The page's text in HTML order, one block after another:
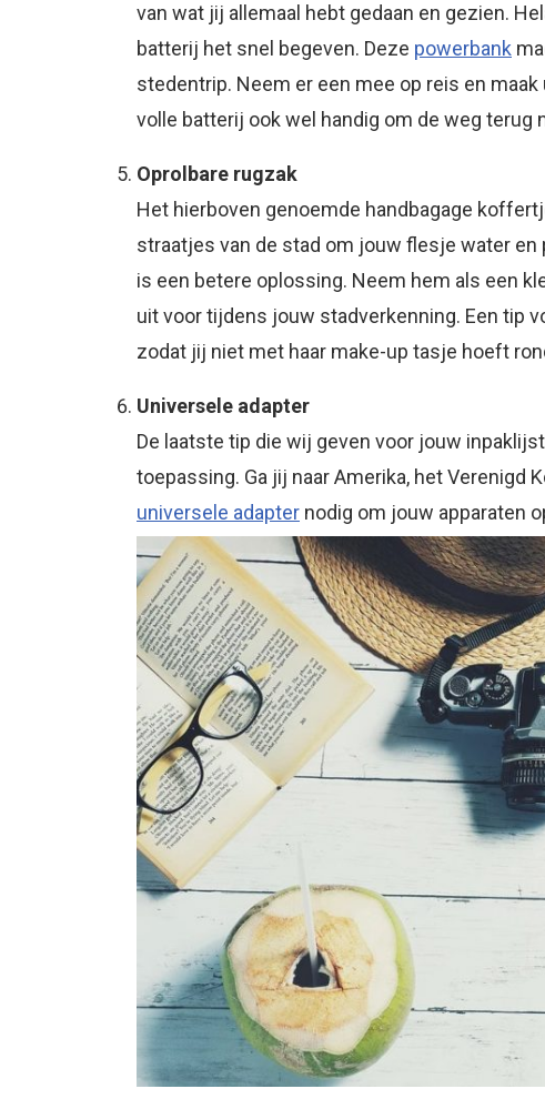
van wat jij allemaal hebt gedaan en gezien.
batterij het snel begeven. Deze powerbank
stedentrip. Neem er een mee op reis en
volle batterij ook wel handig om de weg terug
Oprolbare rugzak
Het hierboven genoemde handbagage
straatjes van de stad om jouw flesje water en
is een betere oplossing. Neem hem als een
uit voor tijdens jouw stadverkenning. Een tip
zodat jij niet met haar make-up tasje hoeft
Universele adapter
De laatste tip die wij geven voor jouw
toepassing. Ga jij naar Amerika, het Verenigd
universele adapter nodig om jouw apparaten